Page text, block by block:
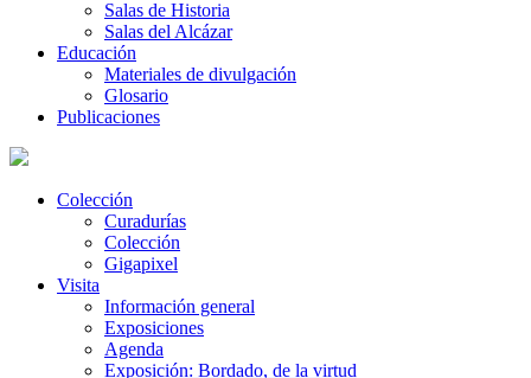
Salas de Historia
Salas del Alcázar
Educación
Materiales de divulgación
Glosario
Publicaciones
Colección
Curadurías
Colección
Gigapixel
Visita
Información general
Exposiciones
Agenda
Exposición: Bordado, de la virtud